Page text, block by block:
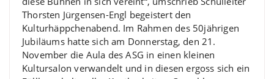
Thorsten Jürgensen-Engl begeistert den
Kulturhäppchenabend. Im Rahmen des 50jährigen
Jubiläums hatte sich am Donnerstag, den 21.
November die Aula des ASG in einen kleinen
Kultursalon verwandelt und in diesen ergoss sich ein